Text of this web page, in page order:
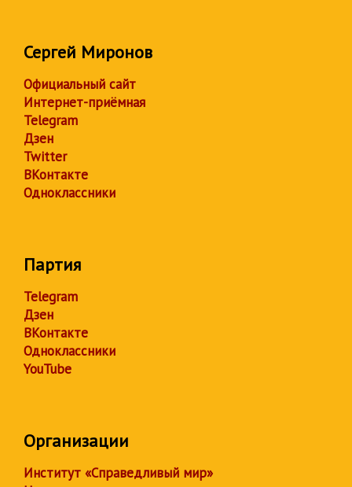
Сергей Миронов
Официальный сайт
Интернет-приёмная
Telegram
Дзен
Twitter
ВКонтакте
Одноклассники
Партия
Telegram
Дзен
ВКонтакте
Одноклассники
YouTube
Организации
Институт «Справедливый мир»